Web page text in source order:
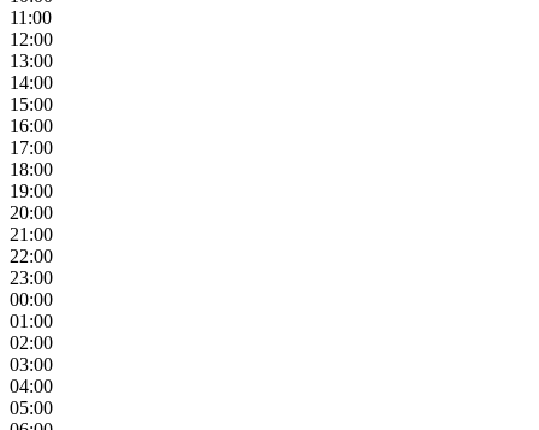
11:00
12:00
13:00
14:00
15:00
16:00
17:00
18:00
19:00
20:00
21:00
22:00
23:00
00:00
01:00
02:00
03:00
04:00
05:00